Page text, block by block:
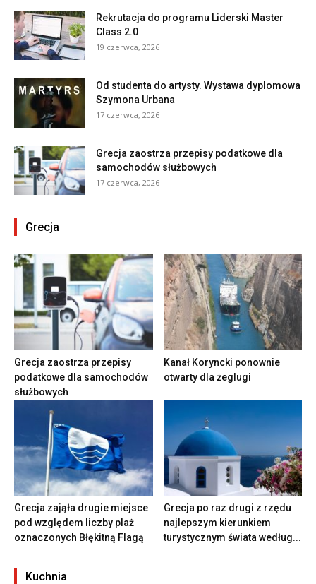
Rekrutacja do programu Liderski Master
Class 2.0
19 czerwca, 2026
Od studenta do artysty. Wystawa dyplomowa
Szymona Urbana
17 czerwca, 2026
Grecja zaostrza przepisy podatkowe dla
samochodów służbowych
17 czerwca, 2026
Grecja
Grecja zaostrza przepisy
podatkowe dla samochodów
służbowych
Kanał Koryncki ponownie
otwarty dla żeglugi
Grecja zająła drugie miejsce
pod względem liczby plaż
oznaczonych Błękitną Flagą
Grecja po raz drugi z rzędu
najlepszym kierunkiem
turystycznym świata według...
Kuchnia